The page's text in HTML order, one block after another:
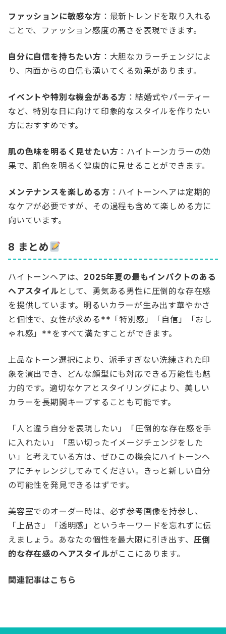
ファッションに敏感な方 ：最新トレンドを取り入れる
ことで、ファッション感度の高さを表現できます。
自分に自信を持ちたい方 ：大胆なカラーチェンジによ
り、内面からの自信も湧いてくる効果があります。
イベントや特別な機会がある方 ：結婚式やパーティー
など、特別な日に向けて印象的なスタイルを作りたい
方におすすめです。
肌の色味を明るく見せたい方 ：ハイトーンカラーの効
果で、肌色を明るく健康的に見せることができます。
メンテナンスを楽しめる方 ：ハイトーンヘアは定期的
なケアが必要ですが、その過程も含めて楽しめる方に
向いています。
8 まとめ
ハイトーンヘアは、 2025年夏の最もインパクトのある
ヘアスタイル として、勇気ある男性に圧倒的な存在感
を提供しています。明るいカラーが生み出す華やかさ
と個性で、女性が求める**「特別感」「自信」「おし
ゃれ感」**をすべて満たすことができます。
上品なトーン選択により、派手すぎない洗練された印
象を演出でき、どんな顔型にも対応できる万能性も魅
力的です。適切なケアとスタイリングにより、美しい
カラーを長期間キープすることも可能です。
「人と違う自分を表現したい」「圧倒的な存在感を手
に入れたい」「思い切ったイメージチェンジをした
い」と考えている方は、ぜひこの機会にハイトーンヘ
アにチャレンジしてみてください。きっと新しい自分
の可能性を発見できるはずです。
美容室でのオーダー時は、必ず参考画像を持参し、
「上品さ」「透明感」というキーワードを忘れずに伝
えましょう。あなたの個性を最大限に引き出す、 圧倒
的な存在感のヘアスタイルがここにあります。
関連記事はこちら